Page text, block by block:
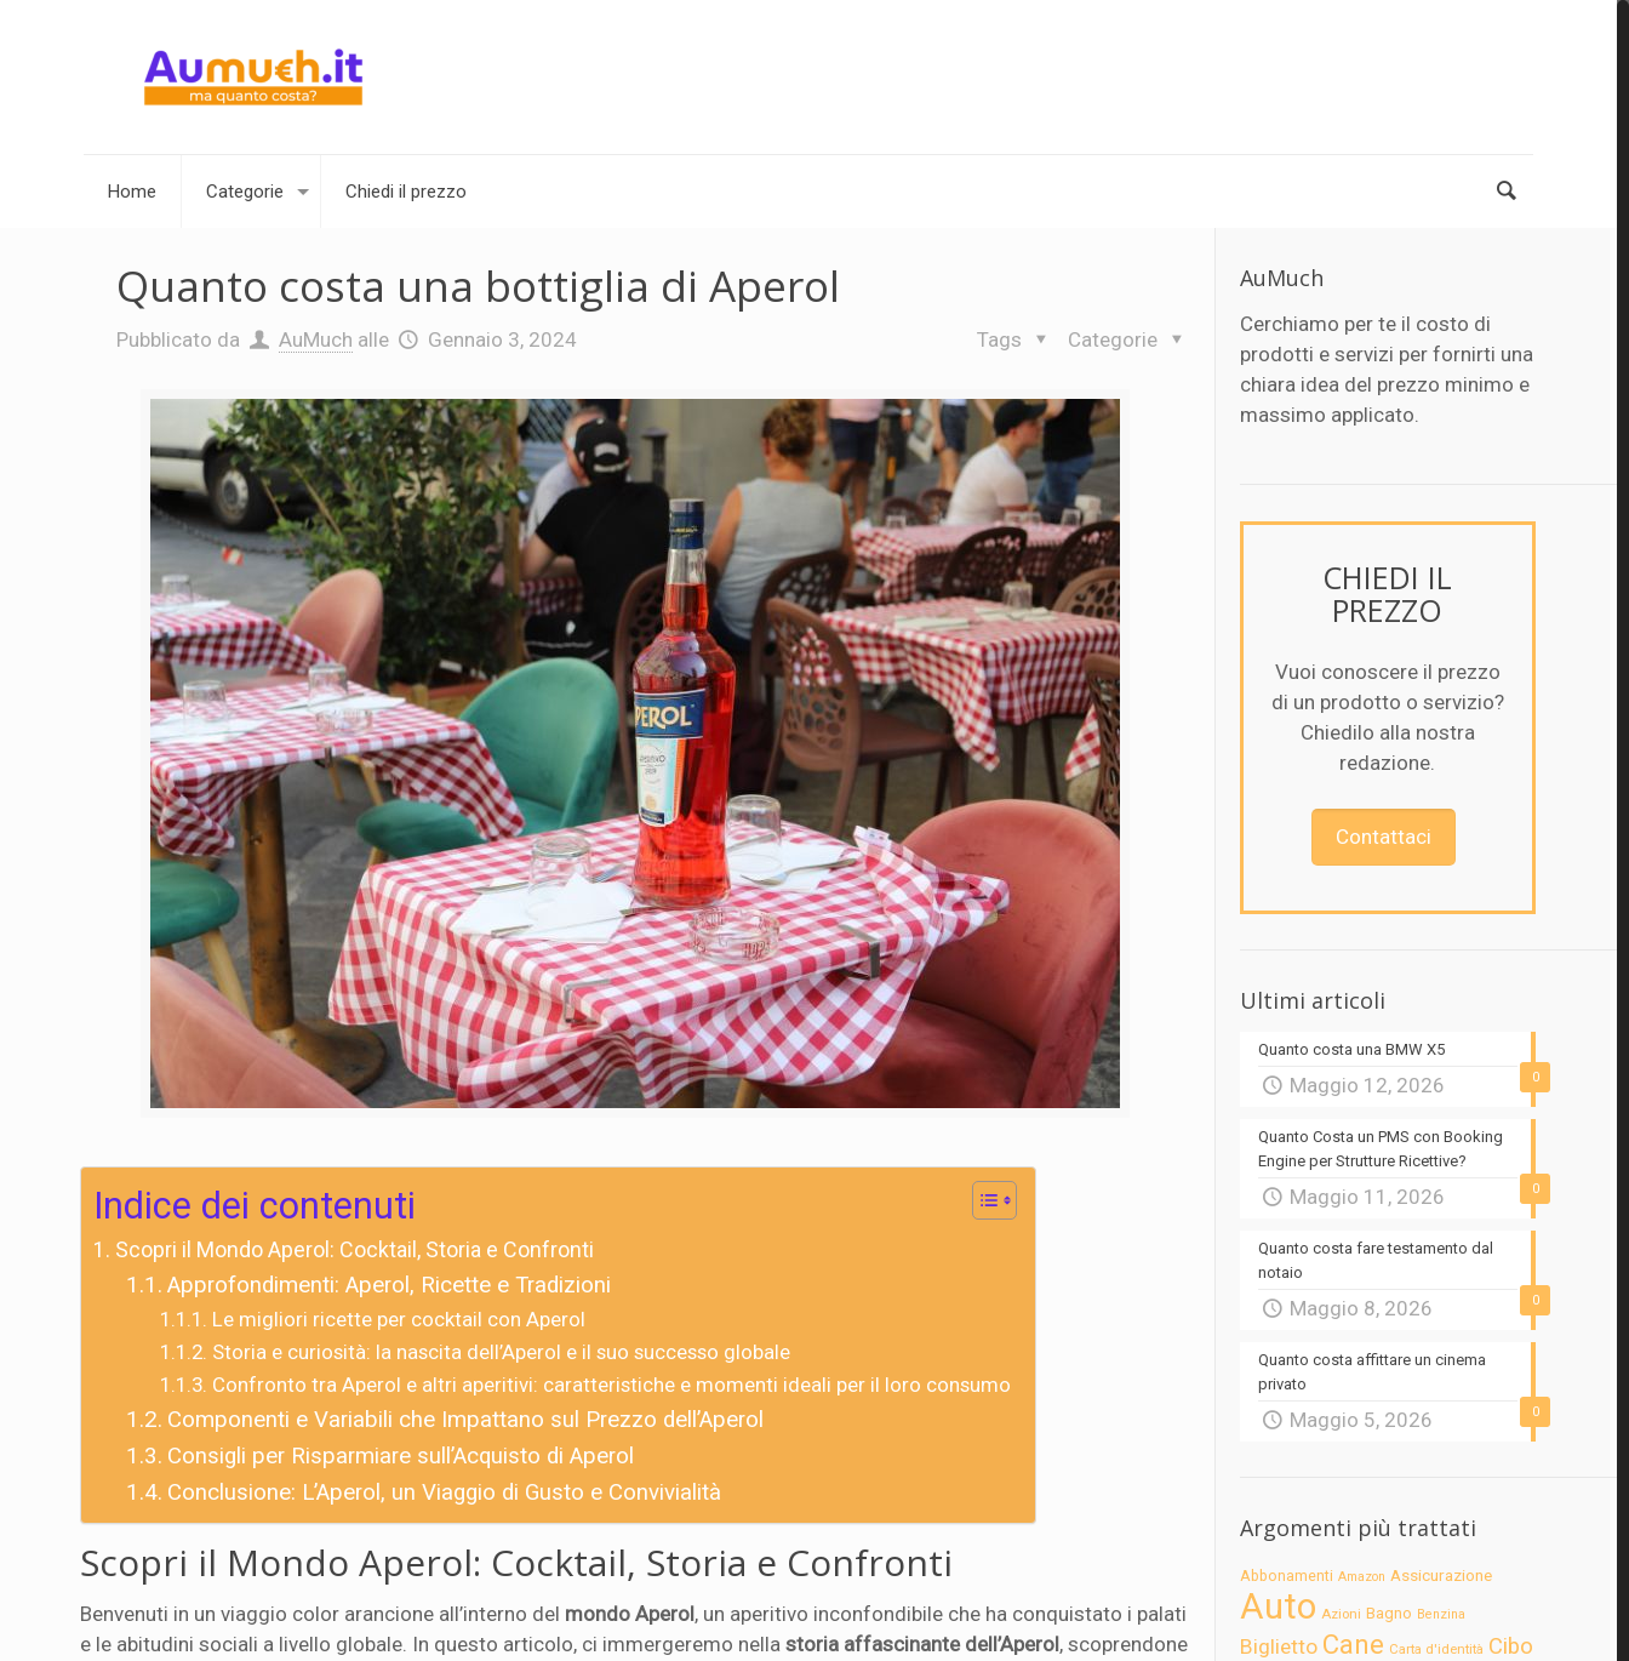
Home Categorie Chiedi il prezzo
Quanto costa una bottiglia di Aperol
Pubblicato da AuMuch alle Gennaio 3, 2024 Categorie
Tags
Indice dei contenuti
Scopri il Mondo Aperol: Cocktail, Storia e Confronti
Approfondimenti: Aperol, Ricette e Tradizioni
Le migliori ricette per cocktail con Aperol
Storia e curiosità: la nascita dell’Aperol e il suo successo globale
Confronto tra Aperol e altri aperitivi: caratteristiche e momenti ideali per il loro consumo
Componenti e Variabili che Impattano sul Prezzo dell’Aperol
Consigli per Risparmiare sull’Acquisto di Aperol
Conclusione: L’Aperol, un Viaggio di Gusto e Convivialità
Scopri il Mondo Aperol: Cocktail, Storia e Confronti
Benvenuti in un viaggio color arancione all’interno del mondo Aperol, un aperitivo inconfondibile che ha conquistato i palati
e le abitudini sociali a livello globale. In questo articolo, ci immergeremo nellastoria affascinante dell’Aperol, scoprendone
AuMuch
Cerchiamo per te il costo di
prodotti e servizi per fornirti una
chiara idea del prezzo minimo e
massimo applicato.
CHIEDI IL
PREZZO
Vuoi conoscere il prezzo
di un prodotto o servizio?
Chiedilo alla nostra
redazione.
Contattaci
Ultimi articoli
0
Quanto costa una BMW X5
Maggio 12, 2026
0
Quanto Costa un PMS con Booking
Engine per Strutture Ricettive?
Maggio 11, 2026
0
Quanto costa fare testamento dal
notaio
Maggio 8, 2026
0
Quanto costa affittare un cinema
privato
Maggio 5, 2026
Argomenti più trattati
Abbonamenti Amazon Assicurazione
Auto Azioni Bagno Benzina
Biglietto Cane Carta d'identità Cibo